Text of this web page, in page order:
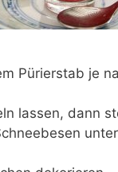
Pürierstab je
lassen, dann